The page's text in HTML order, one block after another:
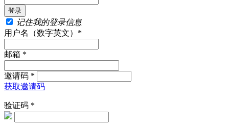
记住我的登录信息
用户名（数字英文）*
邮箱 *
邀请码 *
获取邀请码
验证码 *